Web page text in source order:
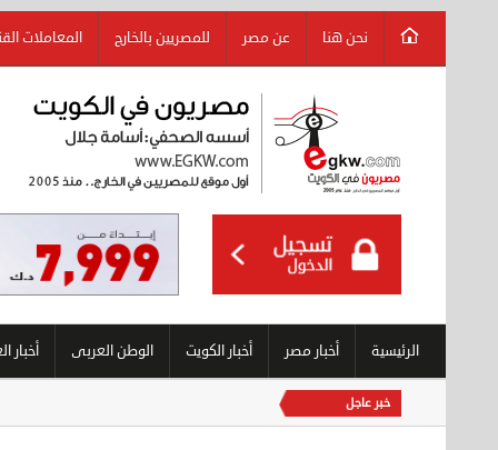
نحن هنا عن مصر للمصريين بالخارج المعاملات
الرئيسية أخبار مصر أخبار الكويت الوطن العربى أخبار
خبر عاجل